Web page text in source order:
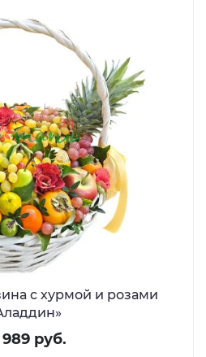
с хурмой и розами
989 руб.